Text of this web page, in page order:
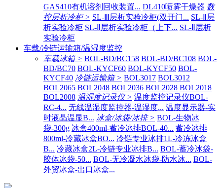
GAS410有机溶剂回收装置... DL410喷雾干燥器 数
控层析冷柜 > SL-Ⅲ层析实验冷柜(双开门... SL-Ⅱ层
析实验冷柜 SL-Ⅱ层析实验冷柜（上下... SL-Ⅱ层析
实验冷柜
车载/冷链运输箱/温湿度监控
车载冰箱 > BOL-BD/BC158 BOL-BD/BC108 BOL-
BD/BC70 BOL-KYCF60 BOL-KYCF50 BOL-
KYCF40 冷链运输箱 > BOL3017 BOL3012
BOL2065 BOL2048 BOL2036 BOL2028 BOL2018
BOL2008 温湿度记录仪 > 温度监控记录仪BOL-
RC-4... 无线温湿度监控器-温湿度... 温度显示器-实
时液晶温显B... 冰盒/冰袋/冰排 > BOL-生物冰
袋-300g 冰盒400ml-蓄冷冰排BOL-40... 蓄冷冰排
800ml-冷藏冰盒BO... 冷链专业冰排1L-冷冻冰盒
B... 冷藏冰盒2L-冷链专业冰排B... BOL-蓄冷冰袋-
胶体冰袋-50... BOL-无冷凝水冰袋-防水冰... BOL-
外贸冰盒-出口冰盒...